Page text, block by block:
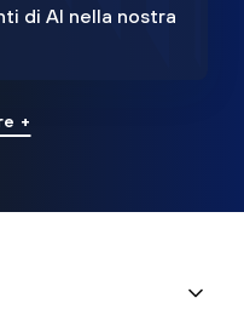
di AI nella nostra
+